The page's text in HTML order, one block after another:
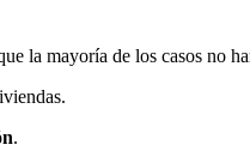
la mayoría de los casos no
.